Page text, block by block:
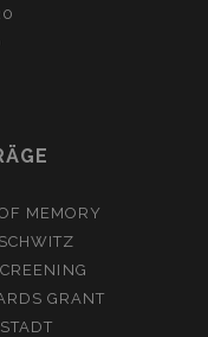
MEMORY
GRANT